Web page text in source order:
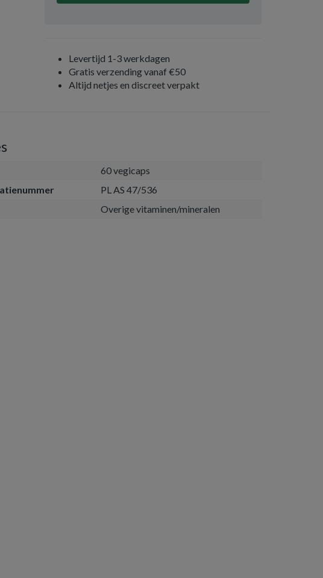
Levertijd 1-3 werkdagen
Gratis verzending vanaf €50
Altijd netjes en discreet verpakt
60 vegicaps
PL AS 47/536
Overige vitaminen/mineralen